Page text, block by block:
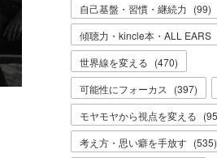
自己基盤・習慣・継続力 (99)
傾聴力・kincle本・ALL EARS
世界線を変える (470)
可能性にフォーカス
(397)
モヤモヤから視点を変える (95
考え方・思い癖を手放す (535)